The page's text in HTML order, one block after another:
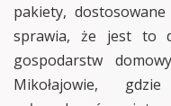
pakiety,
sprawia, że jest to
gospodarstw
Mikołajowie,